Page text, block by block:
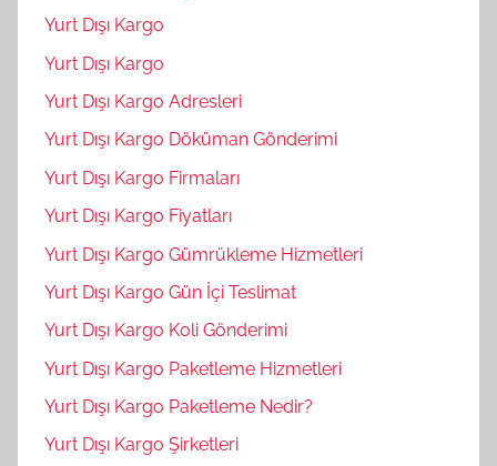
Yurt Dışı Kargo
Yurt Dışı Kargo
Yurt Dışı Kargo Adresleri
Yurt Dışı Kargo Döküman Gönderimi
Yurt Dışı Kargo Firmaları
Yurt Dışı Kargo Fiyatları
Yurt Dışı Kargo Gümrükleme Hizmetleri
Yurt Dışı Kargo Gün İçi Teslimat
Yurt Dışı Kargo Koli Gönderimi
Yurt Dışı Kargo Paketleme Hizmetleri
Yurt Dışı Kargo Paketleme Nedir?
Yurt Dışı Kargo Şirketleri